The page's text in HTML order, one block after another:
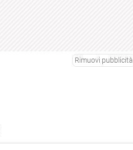
Rimuovi pubblicità